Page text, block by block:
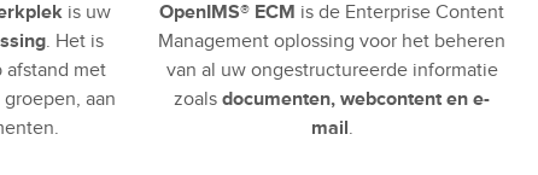
is uw
. Het is
afstand met
aan
OpenIMS® ECM is de Enterprise Content
Management oplossing voor het beheren
van al uw ongestructureerde informatie
zoalsdocumenten, webcontent en e-
mail